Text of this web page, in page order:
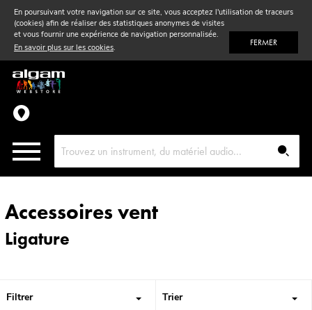
En poursuivant votre navigation sur ce site, vous acceptez l'utilisation de traceurs
(cookies) afin de réaliser des statistiques anonymes de visites
et vous fournir une expérience de navigation personnalisée.
En savoir plus sur les cookies. FERMER
Vent& Violon
Accessoires
Pièces détachées
Accessoires vent
Ligature
Trier
Filtrer